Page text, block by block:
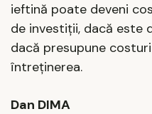
ieftină poate deveni
de investiții, dacă este
dacă presupune
întreținerea.
Dan DIMA